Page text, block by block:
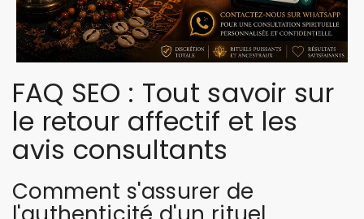
FAQ SEO : Tout savoir sur
le retour affectif et les
avis consultants
Comment s'assurer de